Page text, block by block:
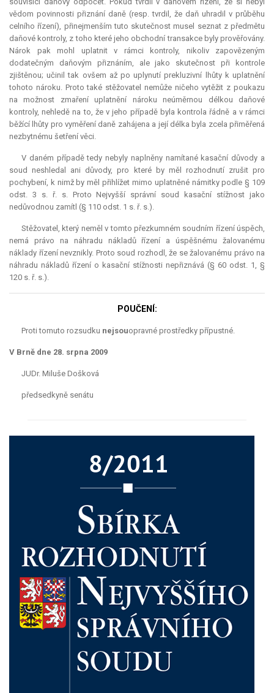
vědom povinnosti přiznání daně (resp. tvrdil, že daň uhradil v průběhu
celního řízení), přinejmenším tuto skutečnost musel seznat z předmětu
daňové kontroly, z toho které jeho obchodní transakce byly prověřovány.
Nárok pak mohl uplatnit v rámci kontroly, nikoliv zapovězeným
dodatečným daňovým přiznáním, ale jako skutečnost při kontrole
zjištěnou; učinil tak ovšem až po uplynutí prekluzivní lhůty k uplatnění
tohoto nároku. Proto také stěžovatel nemůže ničeho vytěžit z poukazu
na možnost zmaření uplatnění nároku neúměrnou délkou daňové
kontroly, nehledě na to, že v jeho případě byla kontrola řádně a v rámci
běžící lhůty pro vyměření daně zahájena a její délka byla zcela přiměřená
nezbytnému šetření věci.
V daném případě tedy nebyly naplněny namítané kasační důvody a
soud neshledal ani důvody, pro které by měl rozhodnutí zrušit pro
pochybení, k nimž by měl přihlížet mimo uplatněné námitky podle § 109
odst. 3 s. ř. s. Proto Nejvyšší správní soud kasační stížnost jako
nedůvodnou zamítl (§ 110 odst. 1 s. ř. s.).
Stěžovatel, který neměl v tomto přezkumném soudním řízení úspěch,
nemá právo na náhradu nákladů řízení a úspěšnému žalovanému
náklady řízení nevznikly. Proto soud rozhodl, že se žalovanému právo na
náhradu nákladů řízení o kasační stížnosti nepřiznává (§ 60 odst. 1, §
120 s. ř. s.).
POUČENÍ:
Proti tomuto rozsudku nejsouopravné prostředky přípustné.
V Brně dne 28. srpna 2009
JUDr. Miluše Došková
předsedkyně senátu